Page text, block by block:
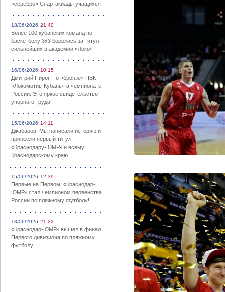
«серебро» Спартакиады учащихся
18/06/2026 21:40
Более 100 кубанских команд по
баскетболу 3х3 боролись за титул
сильнейших в академии «Локо»
16/06/2026 10:15
Дмитрий Пирог – о «бронзе» ПБК
«Локомотив-Кубань» в чемпионате
России: Это яркое свидетельство
упорного труда
15/06/2026 14:11
Джабаров: Мы написали историю и
принесли первый титул
«Краснодару-ЮМР» и всему
Краснодарскому краю
15/06/2026 12:39
Первые на Первом: «Краснодар-
ЮМР» стал чемпионом первенства
России по пляжному футболу!
13/06/2026 21:22
«Краснодар-ЮМР» вышел в финал
Первого дивизиона по пляжному
футболу